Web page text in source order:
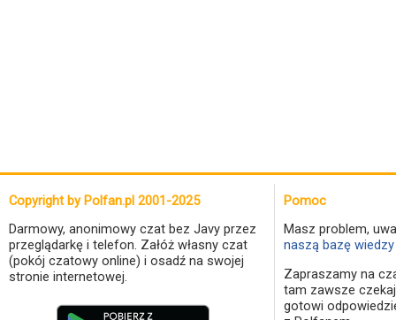
Copyright by Polfan.pl 2001-2025
Darmowy, anonimowy czat bez Javy przez
przeglądarkę i telefon. Załóż własny czat
(pokój czatowy online) i osadź na swojej
stronie internetowej.
Pomoc
Masz problem,
naszą bazę
Zapraszamy na
tam zawsze
gotowi